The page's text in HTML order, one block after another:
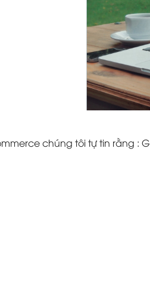
chúng tôi tự tin rằng :